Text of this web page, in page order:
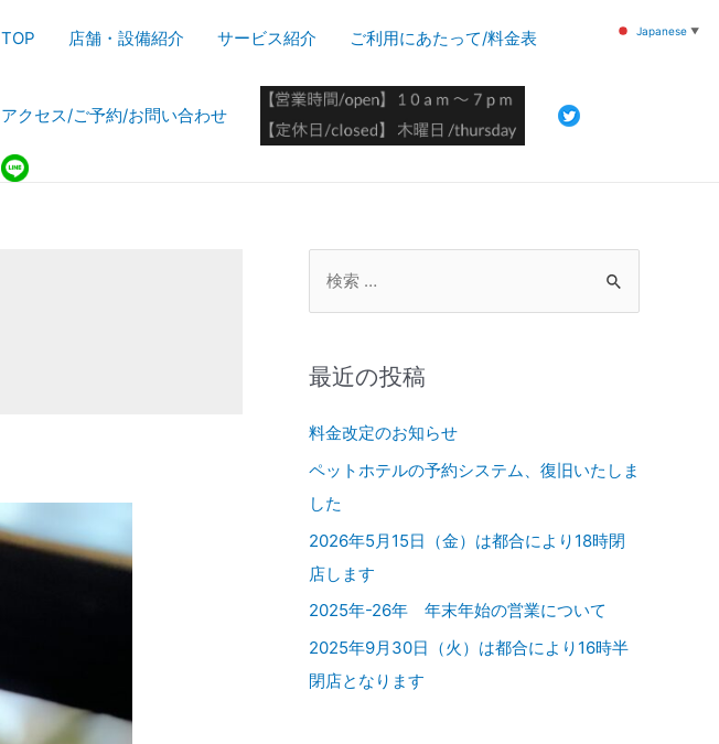
TOP 店舗・設備紹介 サービス紹介 ご利用にあたって/料金表
アクセス/ご予約/お問い合わせ
象
最近の投稿
料金改定のお知らせ
ペットホテルの予約システム、復旧いたしま
した
2026年5月15日（金）は都合により18時閉
店します
2025年-26年 年末年始の営業について
2025年9月30日（火）は都合により16時半
閉店となります
Japanese ▼